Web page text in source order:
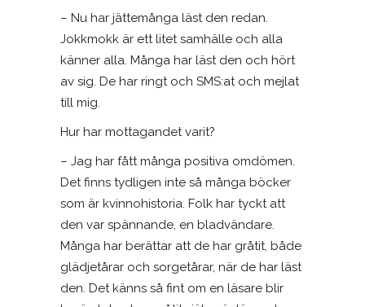
– Nu har jättemånga läst den redan.
Jokkmokk är ett litet samhälle och alla
känner alla. Många har läst den och hört
av sig. De har ringt och SMS:at och mejlat
till mig.
Hur har mottagandet varit?
– Jag har fått många positiva omdömen.
Det finns tydligen inte så många böcker
som är kvinnohistoria. Folk har tyckt att
den var spännande, en bladvändare.
Många har berättar att de har gråtit, både
glädjetårar och sorgetårar, när de har läst
den. Det känns så fint om en läsare blir